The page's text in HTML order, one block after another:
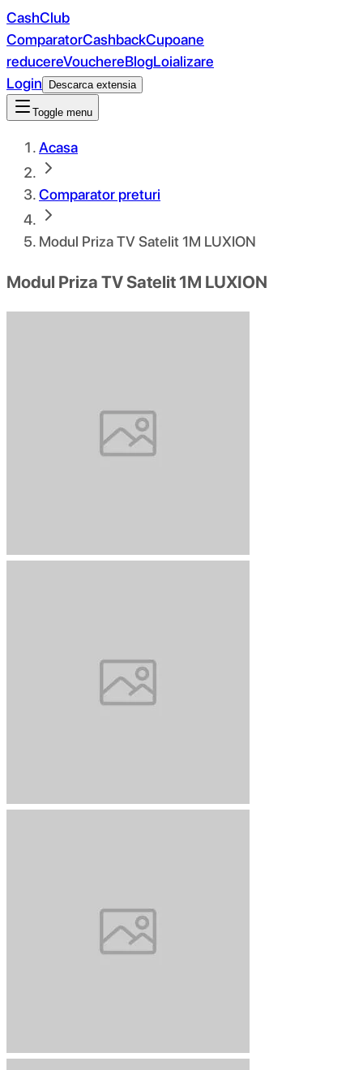
CashClub
ComparatorCashbackCupoane
reducereVouchereBlogLoializare
Login
Descarca extensia
Toggle menu
Acasa
Comparator preturi
Modul Priza TV Satelit 1M LUXION
Modul Priza TV Satelit 1M LUXION